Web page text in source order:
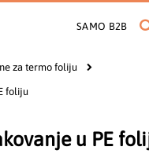
SAMO B2B
za termo foliju
foliju
u PE